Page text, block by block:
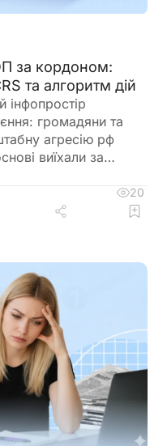
за кордоном:
та алгоритм дій
інфопростір
громадяни та
агресію рф
виїхали за
про те, що ДПС знає
Revolut, Wise,
фактором, що
рахунків.
ситуацію,
міжнародні
система CRS,
для ваших
щоб захистити
20